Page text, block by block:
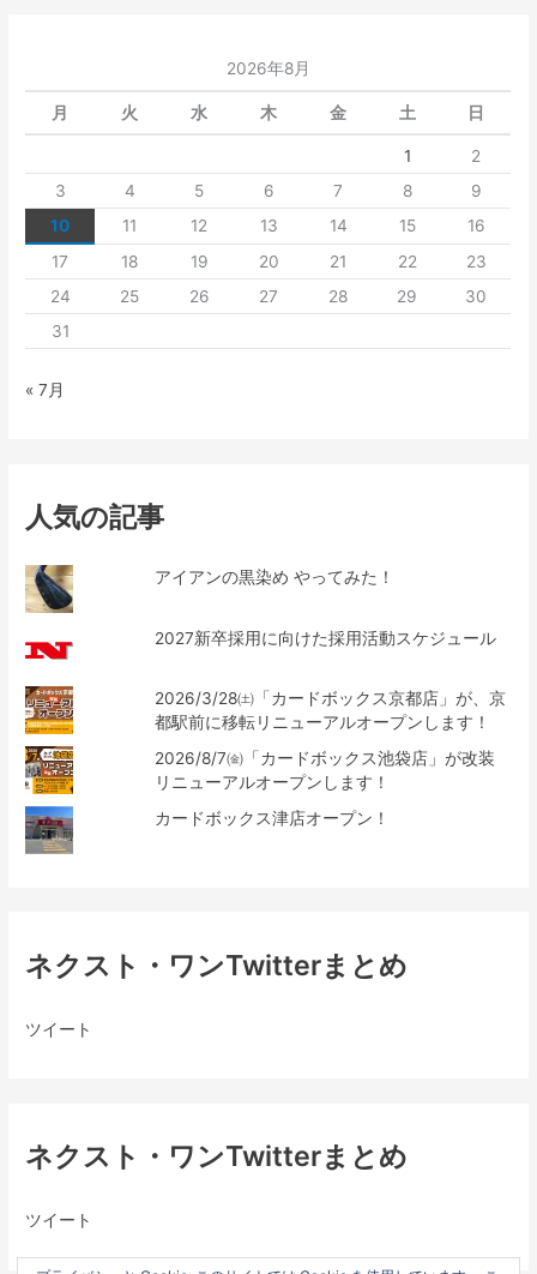
2026年8月
月 火 水 木 金 土 日
1
2
3
4 5 6 7 8
9
10
11 12 13 14 15
16
17
18 19 20 21 22
23
24
25 26 27 28 29
30
31
« 7月
人気の記事
アイアンの黒染め やってみた！
2027新卒採用に向けた採用活動スケジュール
2026/3/28㈯「カードボックス京都店」が、京
都駅前に移転リニューアルオープンします！
2026/8/7㈮「カードボックス池袋店」が改装
リニューアルオープンします！
カードボックス津店オープン！
ネクスト・ワンTwitterまとめ
ツイート
ネクスト・ワンTwitterまとめ
ツイート